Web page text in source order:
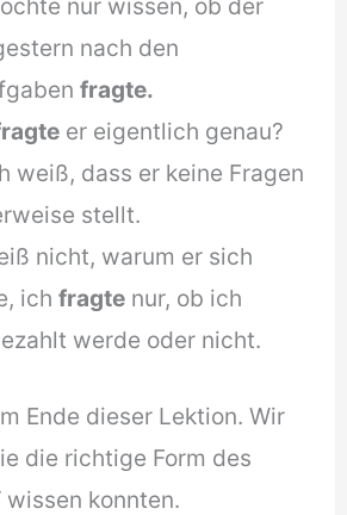
nur wissen, ob der
nach den
fragte.
er eigentlich genau?
weiß, dass er keine Fragen
stellt.
nicht, warum er sich
ich fragtenur, ob ich
werde oder nicht.
Ende dieser Lektion. Wir
die richtige Form des
wissen konnten.